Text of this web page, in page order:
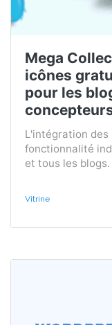
Mega
icônes
pour les
L'intégration des
fonctionnalité
et tous les blogs.
Vitrine